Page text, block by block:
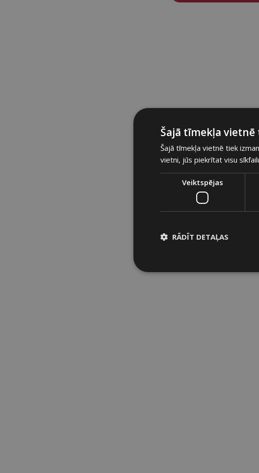
Šajā tīmekļa
Šajā tīmekļa vietnē tiek
vietni, jūs piekrītat visu
Veiktspējas
RĀDĪT DETAĻAS